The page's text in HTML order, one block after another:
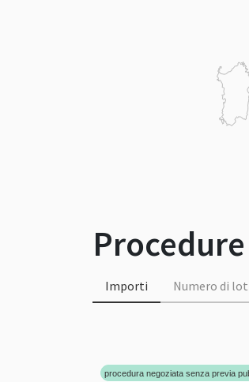
Procedure
Importi Numero di
procedura negoziata senza previa